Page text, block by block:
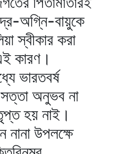
অগ্নি-বায়ুকে
স্বীকার করা
কারণ।
ভারতবর্ষ
অনুভব না
হয় নাই।
উপলক্ষে